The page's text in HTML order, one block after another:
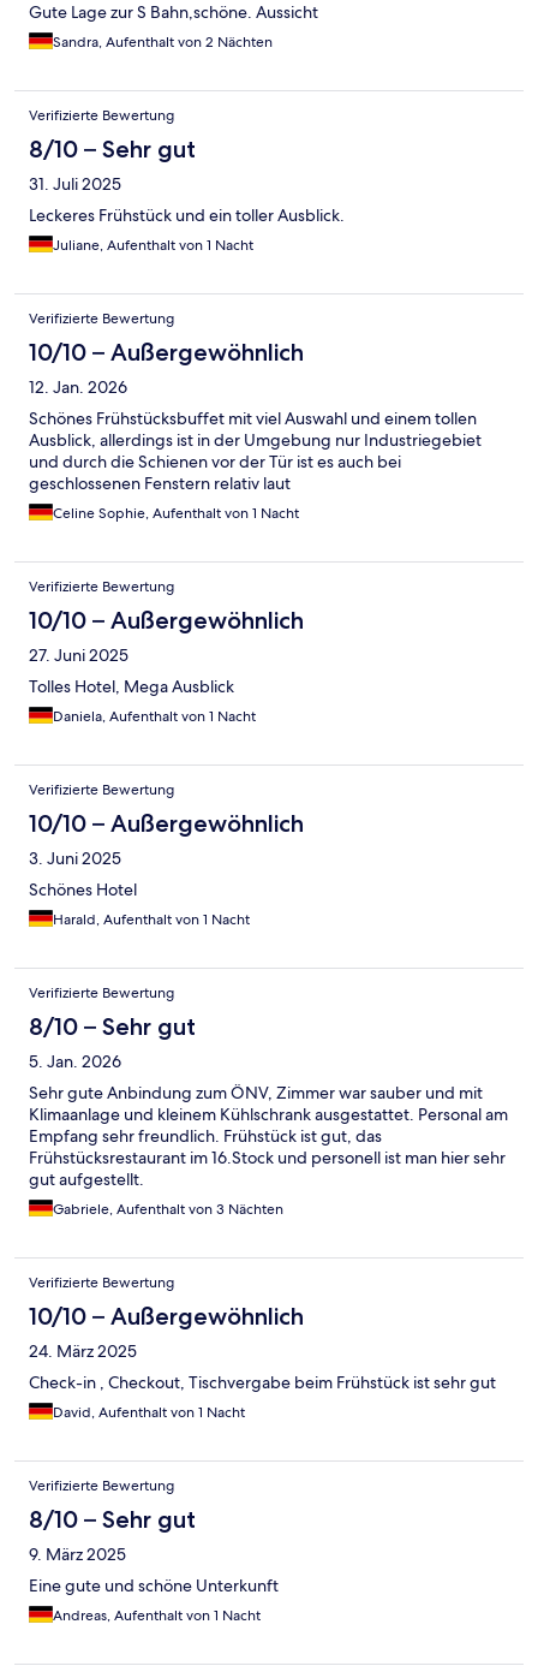
Gute Lage zur S Bahn,schöne. Aussicht
Sandra, Aufenthalt von 2 Nächten
Verifizierte Bewertung
8/10 – Sehr gut
31. Juli 2025
Leckeres Frühstück und ein toller Ausblick.
Juliane, Aufenthalt von 1 Nacht
Verifizierte Bewertung
10/10 – Außergewöhnlich
12. Jan. 2026
Schönes Frühstücksbuffet mit viel Auswahl und einem tollen
Ausblick, allerdings ist in der Umgebung nur Industriegebiet
und durch die Schienen vor der Tür ist es auch bei
geschlossenen Fenstern relativ laut
Celine Sophie, Aufenthalt von 1 Nacht
Verifizierte Bewertung
10/10 – Außergewöhnlich
27. Juni 2025
Tolles Hotel, Mega Ausblick
Daniela, Aufenthalt von 1 Nacht
Verifizierte Bewertung
10/10 – Außergewöhnlich
3. Juni 2025
Schönes Hotel
Harald, Aufenthalt von 1 Nacht
Verifizierte Bewertung
8/10 – Sehr gut
5. Jan. 2026
Sehr gute Anbindung zum ÖNV, Zimmer war sauber und mit
Klimaanlage und kleinem Kühlschrank ausgestattet. Personal am
Empfang sehr freundlich. Frühstück ist gut, das
Frühstücksrestaurant im 16.Stock und personell ist man hier sehr
gut aufgestellt.
Gabriele, Aufenthalt von 3 Nächten
Verifizierte Bewertung
10/10 – Außergewöhnlich
24. März 2025
Check-in , Checkout, Tischvergabe beim Frühstück ist sehr gut
David, Aufenthalt von 1 Nacht
Verifizierte Bewertung
8/10 – Sehr gut
9. März 2025
Eine gute und schöne Unterkunft
Andreas, Aufenthalt von 1 Nacht